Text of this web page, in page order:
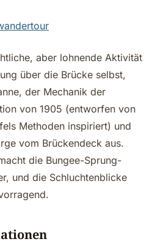
aber lohnende Aktivität
über die Brücke selbst,
der Mechanik der
von 1905 (entworfen von
Methoden inspiriert) und
vom Brückendeck aus.
die Bungee-Sprung-
und die Schluchtenblicke